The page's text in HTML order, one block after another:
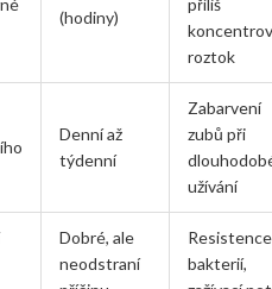
(hodiny)
příliš
roztok
Denní až
týdenní
Zabarvení
zubů při
užívání
Dobré, ale
neodstraní
Resistence
bakterií,